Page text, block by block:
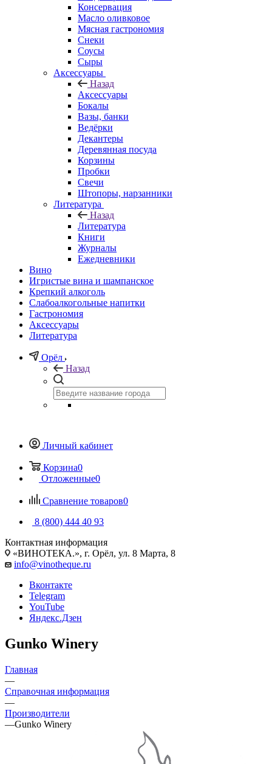
Консервация
Масло оливковое
Мясная гастрономия
Снеки
Соусы
Сыры
Аксессуары
Назад
Аксессуары
Бокалы
Вазы, банки
Ведёрки
Декантеры
Деревянная посуда
Корзины
Пробки
Свечи
Штопоры, нарзанники
Литература
Назад
Литература
Книги
Журналы
Ежедневники
Вино
Игристые вина и шампанское
Крепкий алкоголь
Слабоалкогольные напитки
Гастрономия
Аксессуары
Литература
Орёл
Назад
Личный кабинет
Корзина0
Отложенные0
Сравнение товаров0
8 (800) 444 40 93
Контактная информация
«ВИНОТЕКА.», г. Орёл, ул. 8 Марта, 8
info@vinotheque.ru
Вконтакте
Telegram
YouTube
Яндекс.Дзен
Gunko Winery
Главная
—
Справочная информация
—
Производители
—Gunko Winery